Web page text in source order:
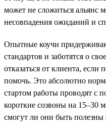
может не сложиться альянс
несовпадения ожиданий и
Опытные коучи
стандартов и заботятся о
отказаться от клиента,
помочь. Это абсолютно
стартом работы проводят с
короткие созвоны на 15–30
смогут ли они быть